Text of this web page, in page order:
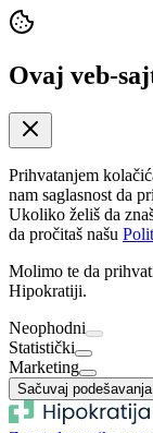
Ovaj veb-
Prihvatanjem
nam saglasnost da
Ukoliko želiš da
da pročitaš našu
Molimo te da
Hipokratiji.
Neophodni
Statistički
Marketing
Sačuvaj